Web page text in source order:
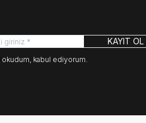
KAYIT OL
okudum, kabul ediyorum.